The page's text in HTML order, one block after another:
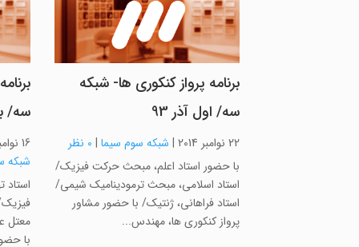
برنامه پرواز کنکوری ها- شبکه
سه/ اول آذر 93
22 نوامبر 2014 | شبکه سوم سیما | 0 نظر
با حضور استاد اعلم، مبحث حرکت فیزیک/
استاد اسلامی، مبحث ترمودینامیک شیمی/
استاد فراهانی، ژنتیک/ با حضور مشاور
پرواز کنکوری ها، مهندس...
سه/
16 نوامبر 2014
شبکه
معتل
با